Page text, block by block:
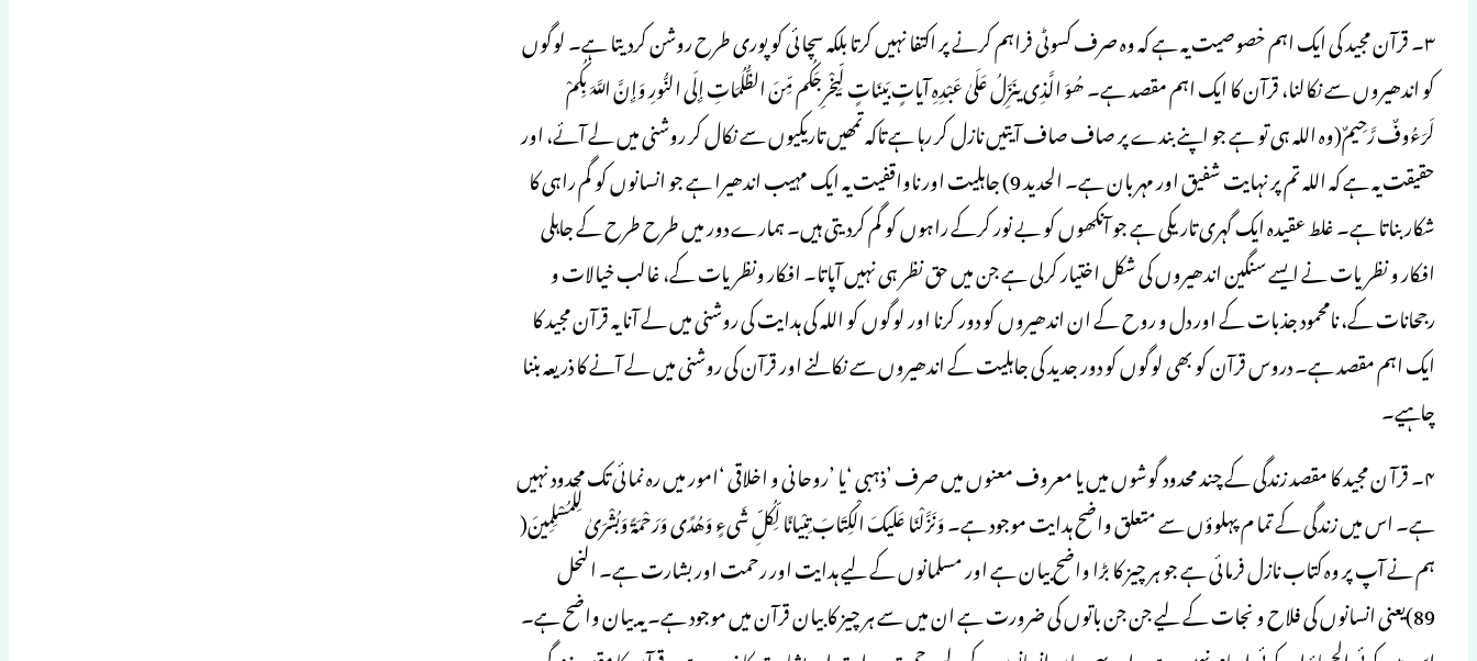
۳۔ قرآن مجید کی ایک اہم خصوصیت یہ ہے کہ وہ صرف کسوٹی فراہم کرنے پر اکتفا نہیں کرتا بلکہ سچائی کو پوری طرح روشن کردیتا ہے۔ لوگوں
کو اندھیروں سے نکالنا، قرآن کا ایک اہم مقصد ہے۔ ھُوَ الَّذِی ینَزِّلُ عَلَىٰ عَبْدِهِ آیاتٍ بَینَاتٍ لِّیخْرِجَكُم مِّنَ الظُّلُمَاتِ إِلَى النُّورِ وَإِنَّ اللَّهَ بِكُمْ
لَرَءُوفٌ رَّحِیمٌ(وہ اللہ ہی تو ہے جو اپنے بندے پر صاف صاف آیتیں نازل کر رہا ہے تاکہ تمھیں تاریکیوں سے نکال کر روشنی میں لے آئے، اور
حقیقت یہ ہے کہ اللہ تم پر نہایت شفیق اور مہربان ہے۔ الحدید 9) جاہلیت اور ناواقفیت یہ ایک مہیب اندھیرا ہے جو انسانوں کو گم راہی کا
شکار بناتا ہے۔ غلط عقیدہ ایک گہری تاریکی ہے جو آنکھوں کو بے نور کرکے راہوں کو گم کردیتی ہیں۔ ہمارے دور میں طرح طرح کے جاہلی
افکار و نظریات نے ایسے سنگین اندھیروں کی شکل اختیار کرلی ہے جن میں حق نظر ہی نہیں آپاتا۔ افکار ونظریات کے، غالب خیالات و
رجحانات کے، نامحمود جذبات کے اور دل و روح کے ان اندھیروں کو دور کرنا اور لوگوں کو اللہ کی ہدایت کی روشنی میں لے آنا یہ قرآن مجید کا
ایک اہم مقصد ہے۔ دروس قرآن کو بھی لوگوں کو دور جدید کی جاہلیت کے اندھیروں سے نکالنے اور قرآن کی روشنی میں لے آنے کا ذریعہ بننا
چاہیے۔
۴۔ قرآ ن مجید کا مقصد زندگی کے چند محدود گوشوں میں یا معروف معنوں میں صرف ’ذہبی ‘یا ’روحانی و اخلاقی ‘امور میں رہ نمائی تک محدود نہیں
ہے۔ اس میں زندگی کے تما م پہلوؤں سے متعلق واضح ہدایت موجود ہے۔ وَنَزَّلْنَا عَلَیكَ الْكِتَابَ تِبْیانًا لِّكُلِّ شَیءٍ وَهُدًى وَرَحْمَةً وَبُشْرَىٰ لِلْمُسْلِمِینَ(
ہم نے آپ پر وہ کتاب نازل فرمائی ہے جو ہر چیز کا بڑا واضح بیان ہے اور مسلمانوں کے لیے ہدایت اور رحمت اور بشارت ہے۔ النحل
89)یعنی انسانوں کی فلاح و نجات کے لیے جن جن باتوں کی ضرورت ہے ان میں سے ہر چیز کا بیان قرآن میں موجود ہے۔ یہ بیان واضح ہے۔